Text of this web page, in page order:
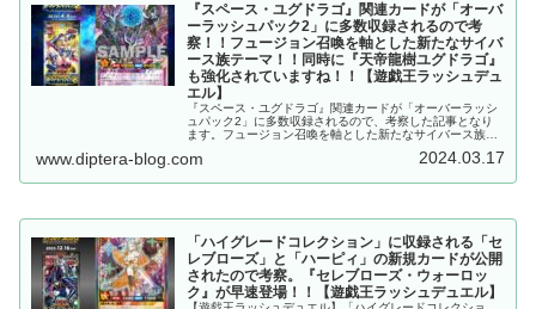
『スペース・ユグドラゴ』関連カードが「オーバ
ーラッシュパック2」に多数収録されるので考
察！！フュージョン召喚を軸とした新たなサイバ
ース族テーマ！！同時に『天帝龍樹ユグドラゴ』
も強化されていますね！！【遊戯王ラッシュデュ
エル】
『スペース・ユグドラゴ』関連カードが「オーバーラッシ
ュパック2」に多数収録されるので、考察した記事となり
ます。フュージョン召喚を軸とした新たなサイバース族テ
すね！！【遊戯王ラッシュデュエル】
www.diptera-blog.com 2024.03.17
「ハイグレードコレクション」に収録される「セ
レブローズ」と「ハーピィ」の新規カードが公開
されたので考察。『セレブローズ・ウォーロッ
ク』が早速登場！！【遊戯王ラッシュデュエル】